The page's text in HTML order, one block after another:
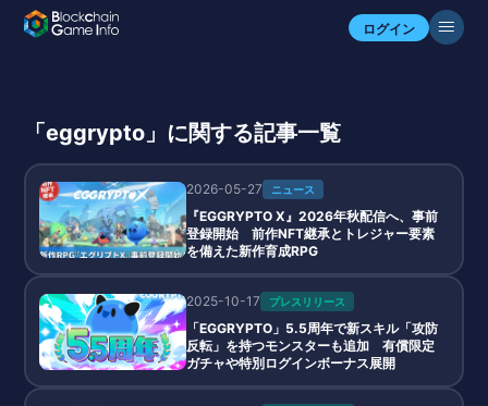
ログイン
「eggrypto」に関する記事一覧
2026-05-27 ニュース
『EGGRYPTO X』2026年秋配信へ、事前
登録開始 前作NFT継承とトレジャー要素
を備えた新作育成RPG
2025-10-17 プレスリリース
「EGGRYPTO」5.5周年で新スキル「攻防
反転」を持つモンスターも追加 有償限定
ガチャや特別ログインボーナス展開